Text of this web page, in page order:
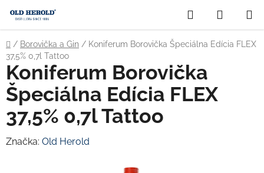
obsah
Hľadať
KOŠÍK
Domov
/ Borovička a Gin / Koniferum Borovička Špeciálna Edícia FLEX
37,5% 0,7l Tattoo
Koniferum Borovička
Špeciálna Edícia FLEX
37,5% 0,7l Tattoo
Značka: Old Herold